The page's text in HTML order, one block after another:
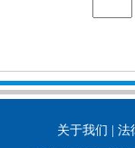
关于我们 |